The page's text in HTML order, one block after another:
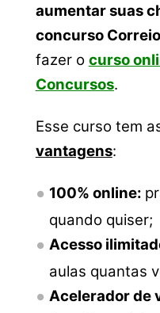
aumentar suas
concurso
fazer o curso
Concursos.
Esse curso tem
vantagens:
100% online:
quando quiser;
Acesso
aulas quantas
Acelerador de